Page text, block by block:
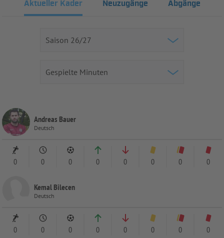
Aktueller Kader Neuzugänge Abgänge
Andreas Bauer
Deutsch
0 0 0 0 0 0 0 0
Kemal Bilecen
Deutsch
0 0 0 0 0 0 0 0